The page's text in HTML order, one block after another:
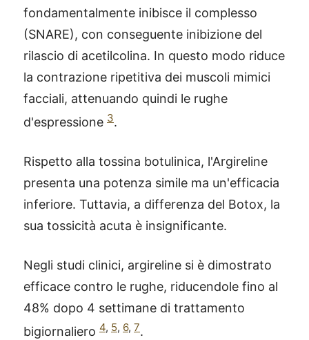
fondamentalmente inibisce il complesso
(SNARE), con conseguente inibizione del
rilascio di acetilcolina. In questo modo riduce
la contrazione ripetitiva dei muscoli mimici
facciali, attenuando quindi le rughe
d'espressione 3.
Rispetto alla tossina botulinica, l'Argireline
presenta una potenza simile ma un'efficacia
inferiore. Tuttavia, a differenza del Botox, la
sua tossicità acuta è insignificante.
Negli studi clinici, argireline si è dimostrato
efficace contro le rughe, riducendole fino al
48% dopo 4 settimane di trattamento
bigiornaliero 4, 5, 6, 7.